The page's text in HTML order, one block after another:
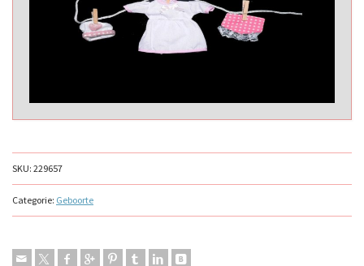
SKU: 229657
Categorie: Geboorte